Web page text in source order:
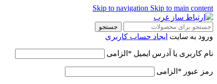
Skip to navigation Skip to main content
جستجو
ورود به سایت ایجاد حساب کاربری
نام کاربری یا آدرس ایمیل * الزامی
رمز عبور * الزامی